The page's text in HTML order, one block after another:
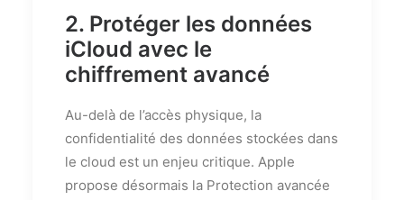
2. Protéger les données
iCloud avec le
chiffrement avancé
Au-delà de l’accès physique, la
confidentialité des données stockées dans
le cloud est un enjeu critique. Apple
propose désormais la Protection avancée